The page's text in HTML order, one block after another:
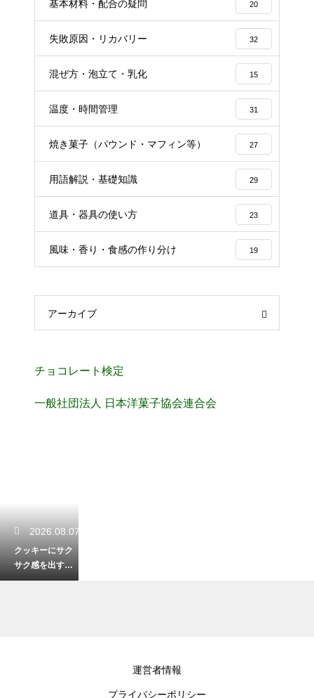
基本材料・配合の疑問 20
失敗原因・リカバリー 32
混ぜ方・泡立て・乳化 15
温度・時間管理 31
焼き菓子（パウンド・マフィン等） 27
用語解説・基礎知識 29
道具・器具の使い方 23
風味・香り・食感の作り分け 19
アーカイブ
チョコレート検定
一般社団法人 日本洋菓子協会連合会
2026.08.07
クッキーにサク
サク感を出すコ
ツ！食感アップ
運営者情報
プライバシーポリシー